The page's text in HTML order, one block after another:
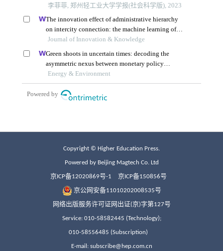
Copyright © Higher Education Press.
Powered by Beijing Magtech Co. Ltd
京ICP备12020869号-1 京ICP备150856号
京公网安备11010202008535号
网络出版服务许可证网出证(京)字第127号
Service: 010-58582445 (Technology);
010-58556485 (Subscription)
E-mail: subscribe@hep.com.cn